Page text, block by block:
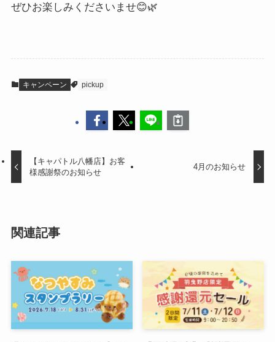
ぜひお楽しみくださいませ😊🌿
キャンペーン pickup
【キャパトル八幡店】お客
様感謝祭のお知らせ
4月のお知らせ
関連記事